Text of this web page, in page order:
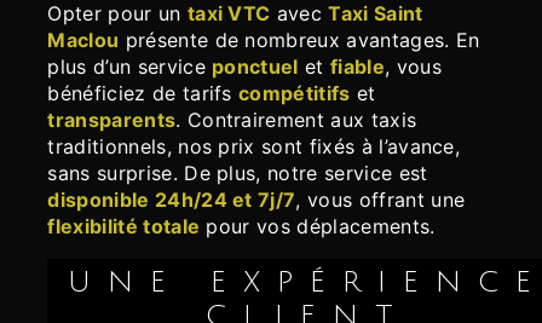
Opter pour un taxi VTC avecTaxi Saint
Maclou présente de nombreux avantages. En
plus d’un service ponctuel et fiable, vous
bénéficiez de tarifscompétitifs et
transparents. Contrairement aux taxis
traditionnels, nos prix sont fixés à l’avance,
sans surprise. De plus, notre service est
disponible 24h/24 et 7j/7, vous offrant une
flexibilité totale pour vos déplacements.
UNE EXPÉRIENCE
CLIENT